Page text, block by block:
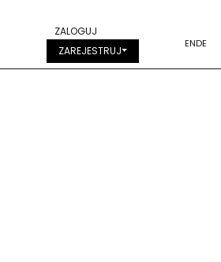
ENDE
ZALOGUJ
ZAREJESTRUJ